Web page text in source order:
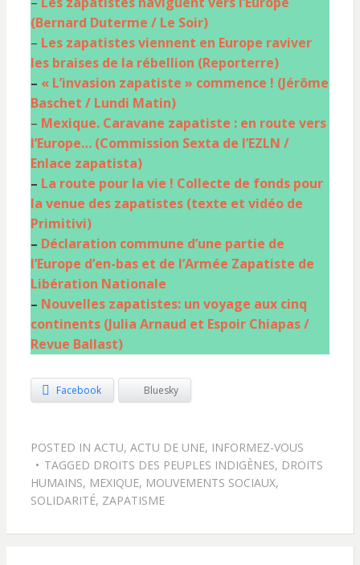
(Bernard Duterme / Le Soir)
– Les zapatistes viennent en Europe raviver
les braises de la rébellion (Reporterre)
– « L’invasion zapatiste » commence ! (Jérôme
Baschet / Lundi Matin)
– Mexique. Caravane zapatiste : en route vers
l’Europe… (Commission Sexta de l’EZLN /
Enlace zapatista)
– La route pour la vie ! Collecte de fonds pour
la venue des zapatistes (texte et vidéo de
Primitivi)
– Déclaration commune d’une partie de
l’Europe d’en-bas et de l’Armée Zapatiste de
Libération Nationale
– Nouvelles zapatistes: un voyage aux cinq
continents (Julia Arnaud et Espoir Chiapas /
Revue Ballast)
Facebook Bluesky
POSTED IN ACTU, ACTU DE UNE, INFORMEZ-VOUS
TAGGED DROITS DES PEUPLES INDIGÈNES, DROITS
HUMAINS, MEXIQUE, MOUVEMENTS SOCIAUX,
SOLIDARITÉ, ZAPATISME